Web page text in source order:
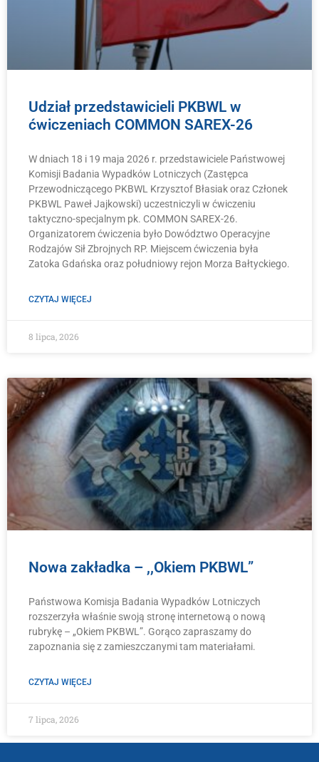
Udział przedstawicieli PKBWL w
ćwiczeniach COMMON SAREX-26
W dniach 18 i 19 maja 2026 r. przedstawiciele Państwowej
Komisji Badania Wypadków Lotniczych (Zastępca
Przewodniczącego PKBWL Krzysztof Błasiak oraz Członek
PKBWL Paweł Jajkowski) uczestniczyli w ćwiczeniu
taktyczno-specjalnym pk. COMMON SAREX-26.
Organizatorem ćwiczenia było Dowództwo Operacyjne
Rodzajów Sił Zbrojnych RP. Miejscem ćwiczenia była
Zatoka Gdańska oraz południowy rejon Morza Bałtyckiego.
CZYTAJ WIĘCEJ
8 lipca, 2026
Nowa zakładka – ,,Okiem PKBWL”
Państwowa Komisja Badania Wypadków Lotniczych
rozszerzyła właśnie swoją stronę internetową o nową
rubrykę – „Okiem PKBWL”. Gorąco zapraszamy do
zapoznania się z zamieszczanymi tam materiałami.
CZYTAJ WIĘCEJ
7 lipca, 2026